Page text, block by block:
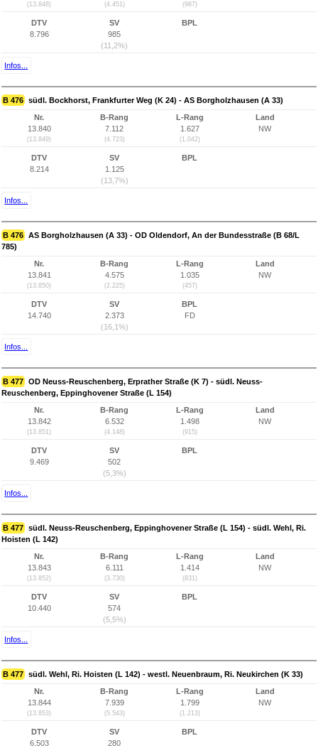
(13.848) (4.451) (987)
DTV
8.796
SV
985
(11,2%)
BPL
Infos...
B 476 südl. Bockhorst, Frankfurter Weg (K 24) - AS Borgholzhausen (A 33)
Nr.
13.840
(13.849)
B-Rang
7.112
(4.723)
L-Rang
1.627
(1.042)
Land
NW
DTV
8.214
SV
1.125
(13,7%)
BPL
Infos...
B 476 AS Borgholzhausen (A 33) - OD Oldendorf, An der Bundesstraße (B 68/L
785)
Nr.
13.841
(13.850)
B-Rang
4.575
(2.225)
L-Rang
1.035
(457)
Land
NW
DTV
14.740
SV
2.373
(16,1%)
BPL
FD
Infos...
B 477 OD Neuss-Reuschenberg, Erprather Straße (K 7) - südl. Neuss-
Reuschenberg, Eppinghovener Straße (L 154)
Nr.
13.842
(13.851)
B-Rang
6.532
(4.148)
L-Rang
1.498
(915)
Land
NW
DTV
9.469
SV
502
(5,3%)
BPL
Infos...
B 477 südl. Neuss-Reuschenberg, Eppinghovener Straße (L 154) - südl. Wehl, Ri.
Hoisten (L 142)
Nr.
13.843
(13.852)
B-Rang
6.111
(3.730)
L-Rang
1.414
(831)
Land
NW
DTV
10.440
SV
574
(5,5%)
BPL
Infos...
B 477 südl. Wehl, Ri. Hoisten (L 142) - westl. Neuenbraum, Ri. Neukirchen (K 33)
Nr.
13.844
(13.853)
B-Rang
7.939
(5.543)
L-Rang
1.799
(1.213)
Land
NW
DTV
6.503
SV
280
BPL